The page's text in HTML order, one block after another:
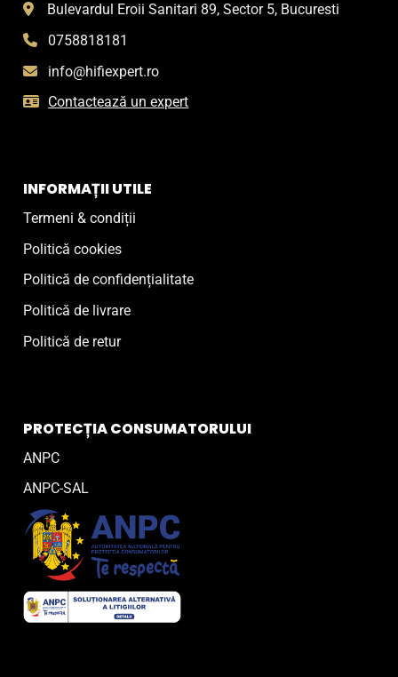
Bulevardul Eroii Sanitari 89, Sector 5, Bucuresti
0758818181
info@hifiexpert.ro
Contactează un expert
INFORMAȚII UTILE
Termeni & condiții
Politică cookies
Politică de confidențialitate
Politică de livrare
Politică de retur
PROTECȚIA CONSUMATORULUI
ANPC
ANPC-SAL